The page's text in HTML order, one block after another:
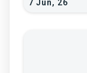
7 Jun, 26